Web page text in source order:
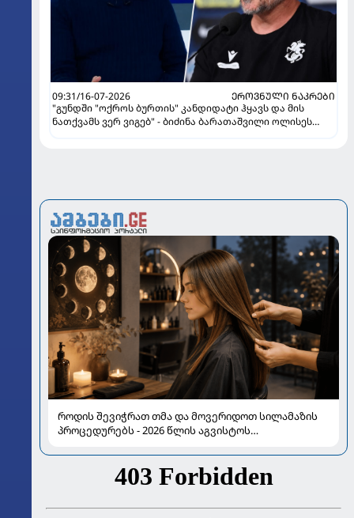
09:31/16-07-2026
ᲔᲠᲝᲕᲜᲣᲚᲘ ᲜᲐᲙᲠᲔᲑᲘ
"გუნდში "ოქროს ბურთის" კანდიდატი ჰყავს და მის
ნათქვამს ვერ ვიგებ" - ბიძინა ბარათაშვილი ოლისეს
როდის შევიჭრათ თმა და მოვერიდოთ სილამაზის
პროცედურებს - 2026 წლის აგვისტოს